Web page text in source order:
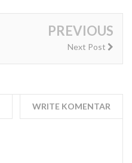
PREVIOUS
Next Post
WRITE KOMENTAR